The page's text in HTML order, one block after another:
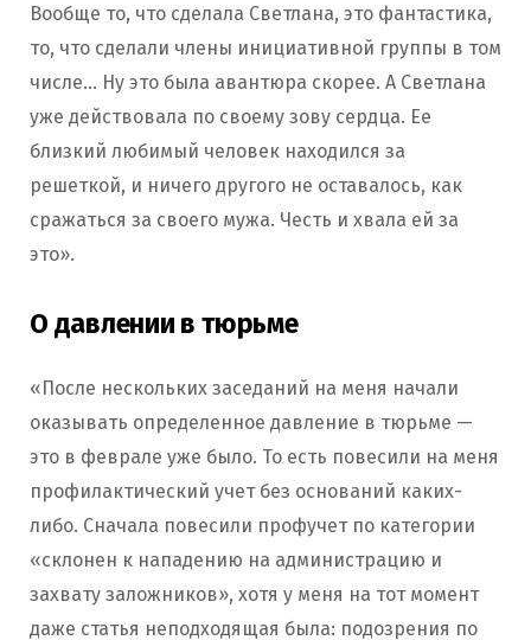
Вообще то, что сделала Светлана, это фантастика,
то, что сделали члены инициативной группы в том
числе… Ну это была авантюра скорее. А Светлана
уже действовала по своему зову сердца. Ее
близкий любимый человек находился за
решеткой, и ничего другого не оставалось, как
сражаться за своего мужа. Честь и хвала ей за
это».
О давлении в тюрьме
«После нескольких заседаний на меня начали
оказывать определенное давление в тюрьме —
это в феврале уже было. То есть повесили на меня
профилактический учет без оснований каких-
либо. Сначала повесили профучет по категории
«склонен к нападению на администрацию и
захвату заложников», хотя у меня на тот момент
даже статья неподходящая была: подозрения по